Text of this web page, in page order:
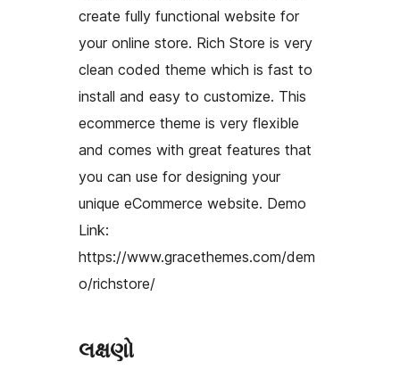
create fully functional website for
your online store. Rich Store is very
clean coded theme which is fast to
install and easy to customize. This
ecommerce theme is very flexible
and comes with great features that
you can use for designing your
unique eCommerce website. Demo
Link:
https://www.gracethemes.com/dem
o/richstore/
લક્ષણો